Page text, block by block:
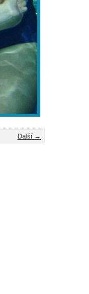
Další →